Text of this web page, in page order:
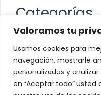
Valoramos tu
Usamos cookies para
navegación, mostrarle
personalizados y
en “Aceptar todo”
Categorías
Cultura
Educación
Eventos